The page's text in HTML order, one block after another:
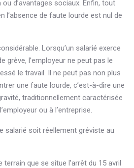
d’avantages sociaux. Enfin, tout
l’absence de faute lourde est nul de
Lorsqu’un salarié exerce
grève, l’employeur ne peut pas le
le travail. Il ne peut pas non plus
une faute lourde, c’est-à-dire une
traditionnellement caractérisée
ou à l’entreprise.
salarié soit réellement gréviste au
terrain que se situe l’arrêt du 15 avril